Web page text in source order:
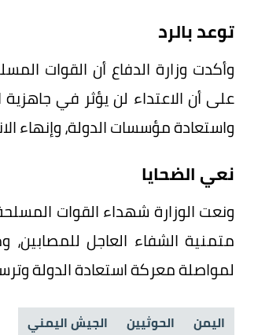
توعد بالرد
وأكدت وزارة الدفاع أن القوات
على أن الاعتداء لن يؤثر في
واستعادة مؤسسات الدولة، وإنهاء
نعي الضحايا
ونعت الوزارة شهداء القوات
متمنية الشفاء العاجل
لمواصلة معركة استعادة الدولة
اليمن الحوثيين الجيش اليمني